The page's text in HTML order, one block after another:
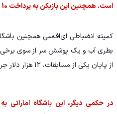
است. همچنین این بازیکن به پرداخت 10 هزار دلار جریمه نقدی محکوم شد.
کمیته انضباطی ای‌اف‌سی همچنین
بطری آب و یک پوشش سر از سوی
از پایان یکی از مسابقات، 12 هزار دلار جریمه کرد.
در حکمی دیگر، این باشگاه